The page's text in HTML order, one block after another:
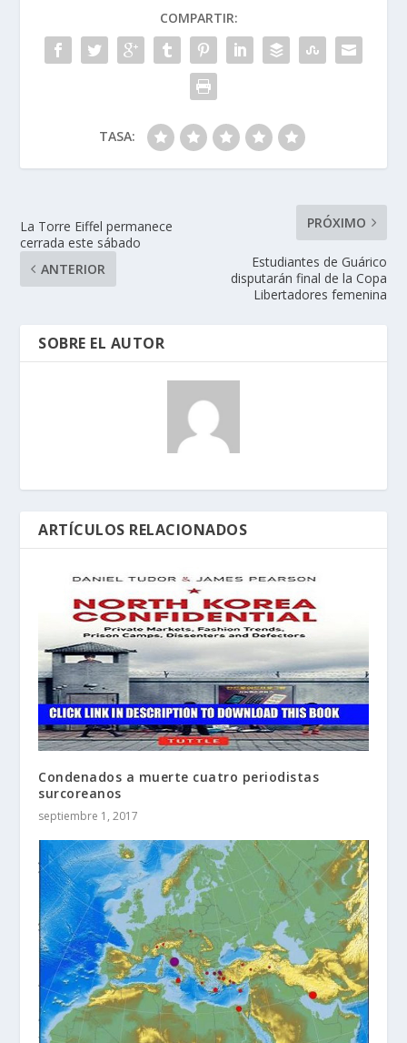
COMPARTIR:
TASA:
La Torre Eiffel permanece
cerrada este sábado
ANTERIOR
PRÓXIMO
Estudiantes de Guárico
disputarán final de la Copa
Libertadores femenina
SOBRE EL AUTOR
ARTÍCULOS RELACIONADOS
Condenados a muerte cuatro periodistas
surcoreanos
septiembre 1, 2017